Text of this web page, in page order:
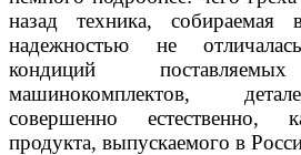
назад техника, собираемая
надежностью не отлича
кондиций
машинокомплектов,
совершенно естественно,
продукта, выпускаемого в